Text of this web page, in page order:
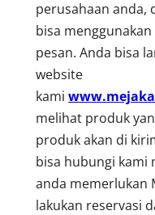
perusahaan anda,
bisa
pesan. Anda bisa
website
kami
melihat produk
produk akan di
bisa hubungi kami
anda memerlukan
lakukan reservasi